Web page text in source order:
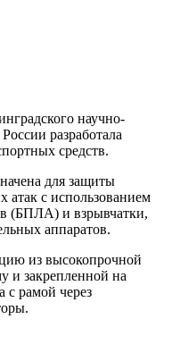
научно-
разработала
средств.
для защиты
атак с использованием
(БПЛА) и взрывчатки,
аппаратов.
из высокопрочной
и закрепленной на
с рамой через